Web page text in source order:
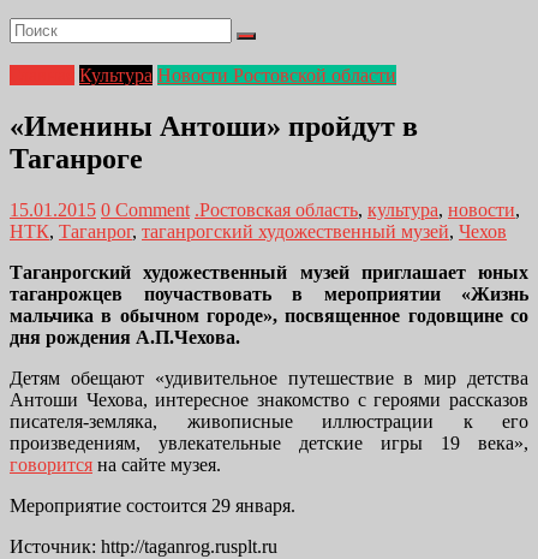
Культура Новости Ростовской области
«Именины Антоши» пройдут в
Таганроге
15.01.2015 0 Comment .Ростовская область, культура, новости,
НТК, Таганрог, таганрогский художественный музей, Чехов
Таганрогский художественный музей приглашает юных
таганрожцев поучаствовать в мероприятии «Жизнь
мальчика в обычном городе», посвященное годовщине со
дня рождения А.П.Чехова.
Детям обещают «удивительное путешествие в мир детства
Антоши Чехова, интересное знакомство с героями рассказов
писателя-земляка, живописные иллюстрации к его
произведениям, увлекательные детские игры 19 века»,
говорится на сайте музея.
Мероприятие состоится 29 января.
Источник: http://taganrog.rusplt.ru